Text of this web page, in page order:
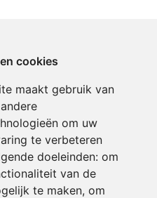
cookies
maakt gebruik van
om uw
te verbeteren
doeleinden: om
van de
te maken, om
et dolore magna
veniam, quis nostrud
nisi ut aliquip ex ea
aute irure dolor in
velit esse cillum dolore
sint occaecat
in culpa qui officia
est laborum. Lorem
ctetur adipisicing elit,
ut labore et
ad minim veniamю